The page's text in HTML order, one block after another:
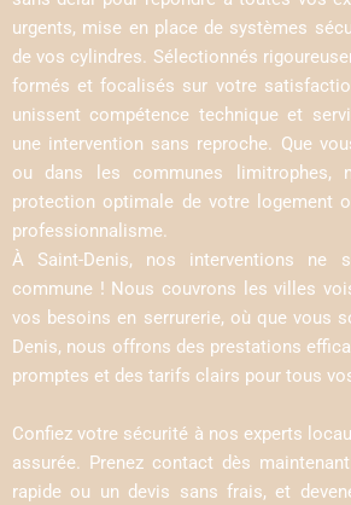
urgents, mise en place de systèmes
de vos cylindres. Sélectionnés
formés et focalisés sur votre
unissent compétence technique et
une intervention sans reproche. Que
ou dans les communes limitrophes,
protection optimale de votre logement
professionnalisme.
À Saint-Denis, nos interventions
commune ! Nous couvrons les villes
vos besoins en serrurerie, où que vous
Denis, nous offrons des prestations
promptes et des tarifs clairs pour tous
Confiez votre sécurité à nos experts
assurée. Prenez contact dès
rapide ou un devis sans frais, et